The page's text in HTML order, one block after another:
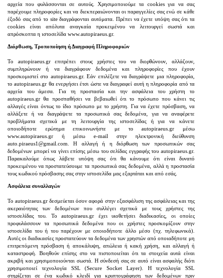
αρχεία που φυλάσσονται σε αυτούς. Χρησιμοποιούμε τα cookies για να σας
παρέχουμε πληροφορίες και να διεκπεραιώνονται οι παραγγελίες σας ενώ σε κάθε
έξοδό σας από το site διαγράφονται αυτόματα. Πρέπει να έχετε υπόψη σας ότι τα
cookies είναι απόλυτα αναγκαία προκειμένου να λειτουργεί σωστά και
απρόσκοπτα η ιστοσελίδα www.autopiraeus.gr.
Διόρθωση, Τροποποίηση ή Διαγραφή Πληροφοριών
Το autopiraeus.gr επιτρέπει στους χρήστες του να διορθώνουν, αλλάζουν,
συμπληρώνουν ή να διαγράφουν δεδομένα και πληροφορίες που έχουν
προσκομιστεί στο autopiraeus.gr. Εάν επιλέξετε να διαγράψετε μια πληροφορία,
το autopiraeus.gr θα ενεργήσει έτσι ώστε να διαγραφεί αυτή η πληροφορία από τα
αρχεία του άμεσα. Για τη προστασία και την ασφάλεια του χρήστη το
autopiraeus.gr θα προσπαθήσει να βεβαιωθεί ότι το πρόσωπο που κάνει τις
αλλαγές είναι όντως το ίδιο πρόσωπο με το χρήστη. Για να έχετε πρόσβαση, να
αλλάξετε ή να διαγράψετε τα προσωπικά σας δεδομένα, για να αναφέρετε
προβλήματα σχετικά με τη λειτουργία της ιστοσελίδας ή για να κάνετε
οποιοδήποτε ερώτημα επικοινωνήστε με το autopiraeus.gr μέσω
www.autopiraeus.gr ή μέσω e-mail στην ηλεκτρονική διεύθυνση
auto.piraeus1@gmail.com. Η αλλαγή ή η διόρθωση των προσωπικών σας
δεδομένων μπορεί να γίνει επίσης μέσω του σελίδας εγγραφής του autopiraeus.gr.
Παρακαλούμε όπως λάβετε υπόψη σας ότι θα κάνουμε ότι είναι δυνατό
προκειμένου να προστατεύσουμε τα προσωπικά σας δεδομένα, αλλά η προστασία
τους κωδικού πρόσβασης σας στην ιστοσελίδα μας εξαρτάται και από εσάς.
Ασφάλεια συναλλαγών
Το autopiraeus.gr δεσμεύεται όσον αφορά στην εξασφάλιση της ασφάλειας και της
ακεραιότητας των δεδομένων που συλλέγει σχετικά με τους χρήστες της
ιστοσελίδας του. Το autopiraeus.gr έχει υιοθετήσει διαδικασίες, οι οποίες
προφυλάσσουν τα προσωπικά δεδομένα που οι χρήστες προσκομίζουν στην
ιστοσελίδα του ή του παρέχουν με οποιοδήποτε άλλο μέσο (πχ. τηλεφωνικά).
Αυτές οι διαδικασίες προστατεύουν τα δεδομένα των χρηστών από οποιαδήποτε μη
επιτρεπόμενη πρόσβαση ή αποκάλυψη, απώλεια ή κακή χρήση, και αλλαγή ή
καταστροφή. Βοηθούν επίσης στο να πιστοποιείται ότι τα στοιχεία αυτά είναι
ακριβή και χρησιμοποιούνται σωστά. Η σύνδεσή σας σε αυτό είναι ασφαλής διότι
χρησιμοποιεί τεχνολογία SSL (Secure Socket Layer). Η τεχνολογία SSL
στηρίζεται σε ένα κωδικό κλειδί για κρυπτογράφηση των δεδομένων πριν